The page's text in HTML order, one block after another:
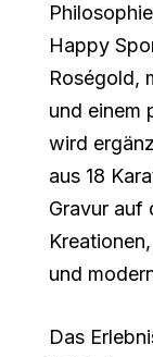
Happy
Roségold,
und einem
wird
aus 18
Gravur auf
und
Das